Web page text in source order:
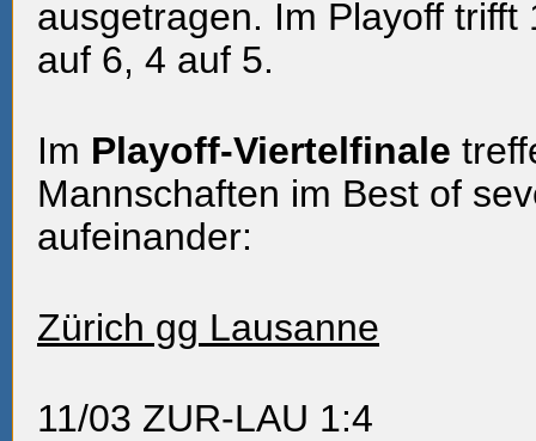
ausgetragen. Im Playoff trifft
auf 6, 4 auf 5.
Im Playoff-Viertelfinale
Mannschaften im Best of
aufeinander:
Zürich gg Lausanne
11/03 ZUR-LAU 1:4